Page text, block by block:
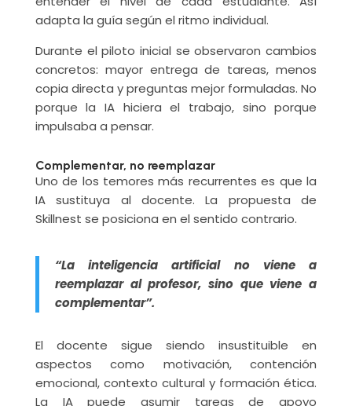
adapta la guía según el ritmo individual.
Durante el piloto inicial se observaron cambios
concretos: mayor entrega de tareas, menos
copia directa y preguntas mejor formuladas. No
porque la IA hiciera el trabajo, sino porque
impulsaba a pensar.
Complementar, no reemplazar
Uno de los temores más recurrentes es que la
IA sustituya al docente. La propuesta de
Skillnest se posiciona en el sentido contrario.
“La inteligencia artificial no viene a
reemplazar al profesor, sino que viene a
complementar”.
El docente sigue siendo insustituible en
aspectos como motivación, contención
emocional, contexto cultural y formación ética.
La IA puede asumir tareas de apoyo